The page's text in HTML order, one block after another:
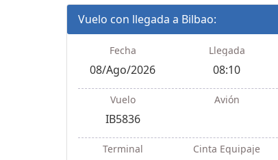
Vuelo con llegada a Bilbao:
Fecha
08/Ago/2026
Llegada
08:10
Vuelo
IB5836
Avión
Terminal Cinta Equipaje